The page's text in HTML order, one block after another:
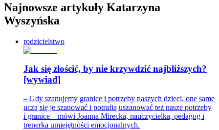
Najnowsze artykuły Katarzyna
Wyszyńska
rodzicielstwo
Jak się złościć, by nie krzywdzić najbliższych?
[wywiad]
– Gdy szanujemy granice i potrzeby naszych dzieci, one same
uczą się je szanować i potrafią uszanować też nasze potrzeby
i granice – mówi Joanna Mirecka, nauczycielka, pedagog i
trenerka umiejętności emocjonalnych.